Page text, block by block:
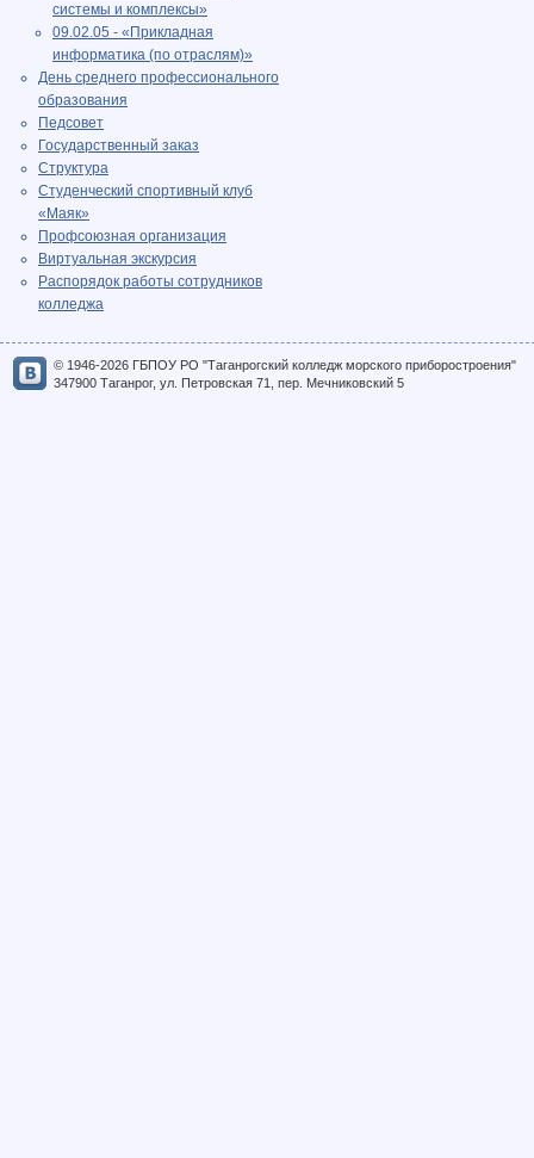
системы и комплексы»
09.02.05 - «Прикладная
информатика (по отраслям)»
День среднего профессионального
образования
Педсовет
Государственный заказ
Структура
Студенческий спортивный клуб
«Маяк»
Профсоюзная организация
Виртуальная экскурсия
Распорядок работы сотрудников
колледжа
© 1946-2026 ГБПОУ РО "Таганрогский колледж морского приборостроения"
347900 Таганрог, ул. Петровская 71, пер. Мечниковский 5